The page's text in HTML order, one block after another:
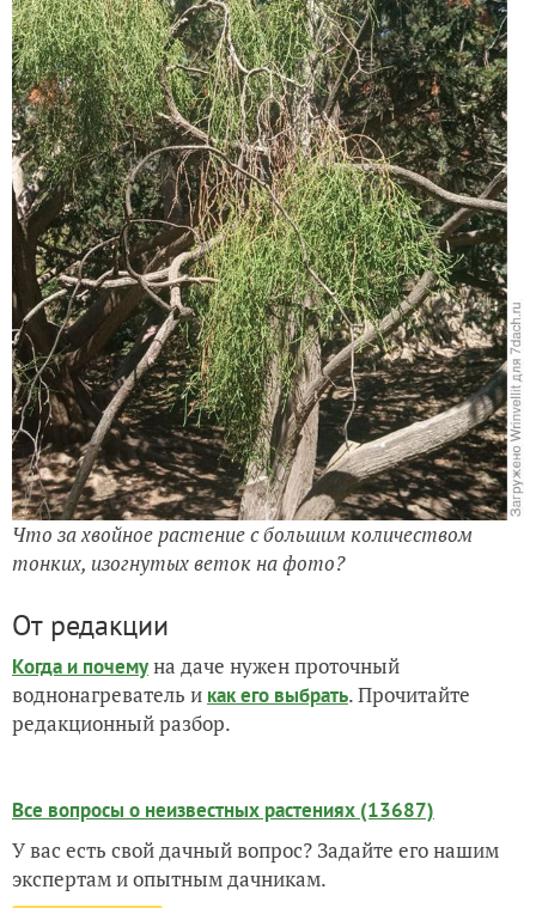
Что за хвойное растение с большим количеством
тонких, изогнутых веток на фото?
От редакции
Когда и почемуна даче нужен проточный
воднонагреватель и как его выбрать. Прочитайте
редакционный разбор.
Все вопросы о неизвестных растениях (13687)
У вас есть свой дачный вопрос? Задайте его нашим
экспертам и опытным дачникам.